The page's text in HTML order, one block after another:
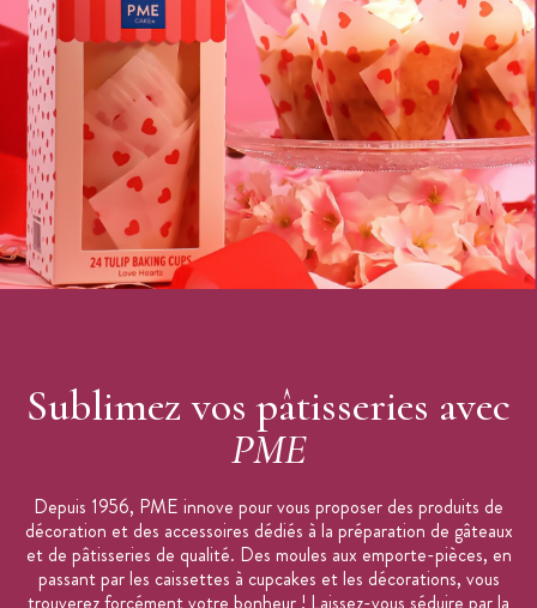
Caractéristiques des supports pâte à sucre:
Support pour Chaussure à Talon en Pâte à Sucre
2 plaques supports
Dimensions des supports :
20 x 4,5 cm
20 x 3,5 cm
Matière : plastique résistant
Entretien : à l'eau chaude savonneuse
Collection : JEM
Sublimez vos pâtisseries avec
PME
Depuis 1956, PME innove pour vous proposer des produits de
décoration et des accessoires dédiés à la préparation de gâteaux
et de pâtisseries de qualité. Des moules aux emporte-pièces, en
passant par les caissettes à cupcakes et les décorations, vous
trouverez forcément votre bonheur ! Laissez-vous séduire par la